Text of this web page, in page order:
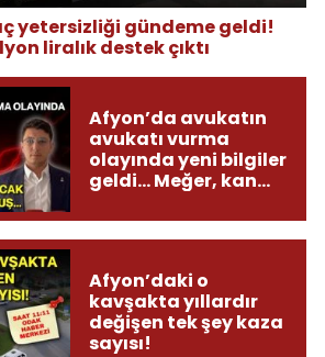
yetersizliği gündeme geldi!
liralık destek çıktı
Afyon’da avukatın
avukatı vurma
olayında yeni bilgiler
geldi... Meğer, kan
olmuş...
Afyon’daki o
kavşakta yıllardır
değişen tek şey kaza
sayısı!